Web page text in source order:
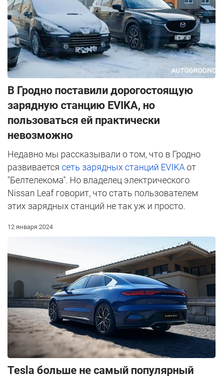
В Гродно поставили дорогостоящую
зарядную станцию EVIKA, но
пользоваться ей практически
невозможно
Недавно мы рассказывали о том, что в Гродно
развивается сеть зарядных станций EVIKAот
"Белтелекома". Но владелец электрического
Nissan Leaf говорит, что стать пользователем
этих зарядных станций не так уж и просто.
12 января 2024
Tesla больше не самый популярный